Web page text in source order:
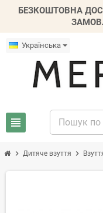
БЕЗКОШТОВНА
Українська
view_headline
chevron_right Дитяче взуття chevron_right